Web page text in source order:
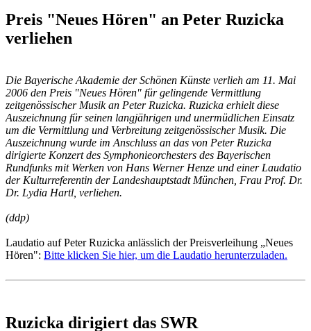
Preis "Neues Hören" an Peter Ruzicka
verliehen
Die Bayerische Akademie der Schönen Künste verlieh am 11. Mai
2006 den Preis "Neues Hören" für gelingende Vermittlung
zeitgenössischer Musik an Peter Ruzicka. Ruzicka erhielt diese
Auszeichnung für seinen langjährigen und unermüdlichen Einsatz
um die Vermittlung und Verbreitung zeitgenössischer Musik. Die
Auszeichnung wurde im Anschluss an das von Peter Ruzicka
dirigierte Konzert des Symphonieorchesters des Bayerischen
Rundfunks mit Werken von Hans Werner Henze und einer Laudatio
der Kulturreferentin der Landeshauptstadt München, Frau Prof. Dr.
Dr. Lydia Hartl, verliehen.
(ddp)
Laudatio auf Peter Ruzicka anlässlich der Preisverleihung „Neues
Hören": Bitte klicken Sie hier, um die Laudatio herunterzuladen.
Ruzicka dirigiert das SWR